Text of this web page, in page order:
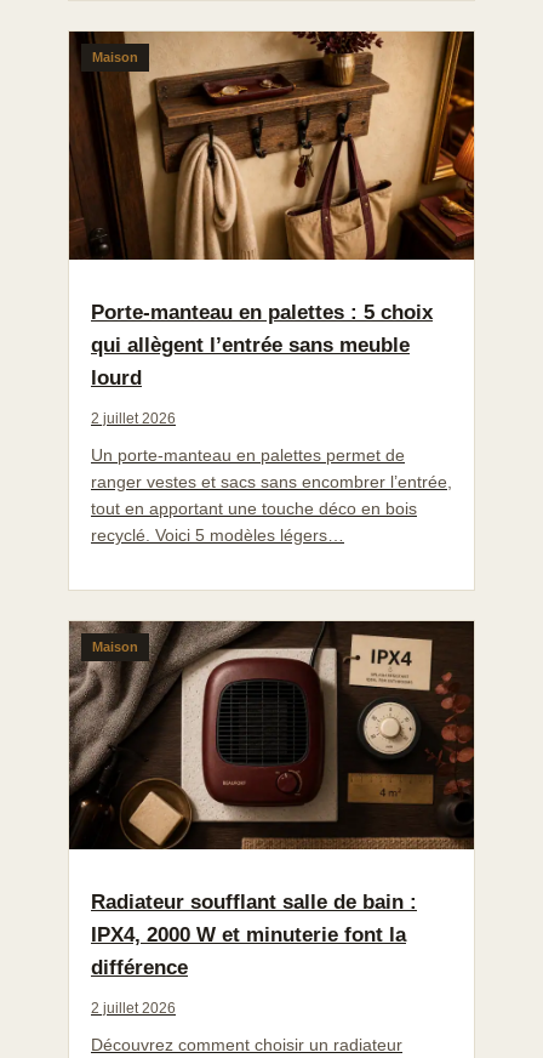
Maison
Porte-manteau en palettes : 5 choix
qui allègent l’entrée sans meuble
lourd
2 juillet 2026
Un porte-manteau en palettes permet de
ranger vestes et sacs sans encombrer l’entrée,
tout en apportant une touche déco en bois
recyclé. Voici 5 modèles légers…
Maison
Radiateur soufflant salle de bain :
IPX4, 2000 W et minuterie font la
différence
2 juillet 2026
Découvrez comment choisir un radiateur